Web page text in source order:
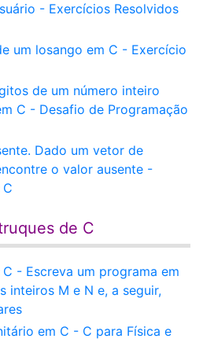
- Exercícios Resolvidos
um losango em C - Exercício
de um número inteiro
C - Desafio de Programação
Dado um vetor de
o valor ausente -
de C
- Escreva um programa em
inteiros M e N e, a seguir,
em C - C para Física e